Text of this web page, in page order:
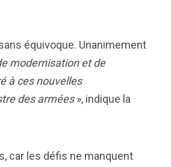
équivoque. Unanimement
modernisation et de
à ces nouvelles
des armées», indique la
car les défis ne manquent